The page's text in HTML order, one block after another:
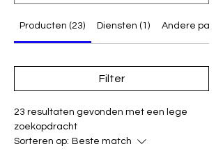
Producten (23) Diensten (1) Andere
Filter
23 resultaten gevonden met een lege
zoekopdracht
Sorteren op: Beste match